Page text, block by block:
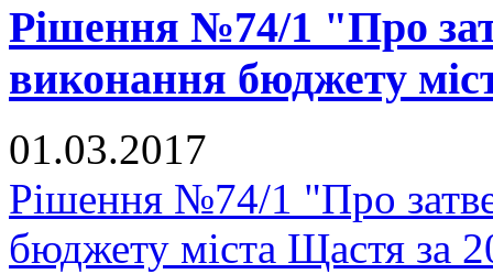
Рішення №74/1 "Про
виконання бюджету
01.03.2017
Рішення №74/1 "Про
бюджету міста Щастя за